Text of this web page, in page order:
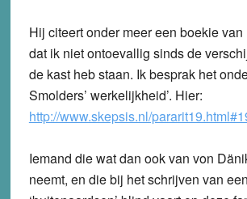
Hij citeert onder meer een boekie
dat ik niet ontoevallig sinds de
de kast heb staan. Ik besprak het
Smolders’ werkelijkheid’. Hier:
http://www.skepsis.nl/
Iemand die wat dan ook van von
neemt, en die bij het schrijven van